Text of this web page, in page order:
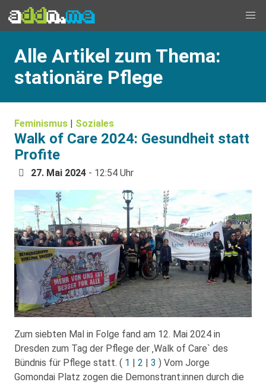
Alle Artikel zum Thema:
stationäre Pflege
Feminismus | Soziales
Walk of Care 2024: Gesundheit statt
Profite
27. Mai 2024 - 12:54 Uhr
Zum siebten Mal in Folge fand am 12. Mai 2024 in
Dresden zum Tag der Pflege der ‚Walk of Care` des
Bündnis für Pflege statt. ( 1 | 2 | 3 ) Vom Jorge
Gomondai Platz zogen die Demonstrant:innen durch die